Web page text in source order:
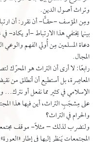
وتراث أصول الدين.
ومِن المؤسف -حقـًّا- أن نقرر: أن
بينما يختفي هذا الارتباط -أو يكاد-
دعاة المسلمين مِن أُولي الفهم والوعي
المجال.
رابعًا: لا أرى أن التراث هو المحرِّك
المعاصِرة، بل أستطيع أن أنطلق من
الإسلامي في كثير مما نفعل أو نترك...
على مِشجَبِ التراث، أين فيها هذا
والحرام في التراث؟
ولنضرب لذلك – مثلاً- موقف